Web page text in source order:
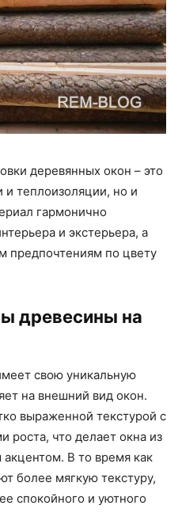
деревянных окон – это
и теплоизоляции, но и
гармонично
и экстерьера, а
предпочтениям по цвету
древесины на
свою уникальную
на внешний вид окон.
выраженной текстурой с
что делает окна из
В то время как
более мягкую текстуру,
спокойного и уютного